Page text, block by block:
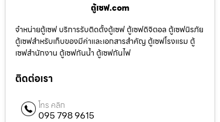
ตู้เซฟ.com
จำหน่ายตู้เซฟ บริการรับติดตั้งตู้เซฟ ตู้เซฟดิจิตอล ตู้เซฟนิรภัย
ตู้เซฟสำหรับเก็บของมีค่าและเอกสารสำคัญ ตู้เซฟโรงแรม ตู้
เซฟสำนักงาน ตู้เซฟกันน้ำ ตู้เซฟกันไฟ
ติดต่อเรา
โทร คลิก
095 798 9615